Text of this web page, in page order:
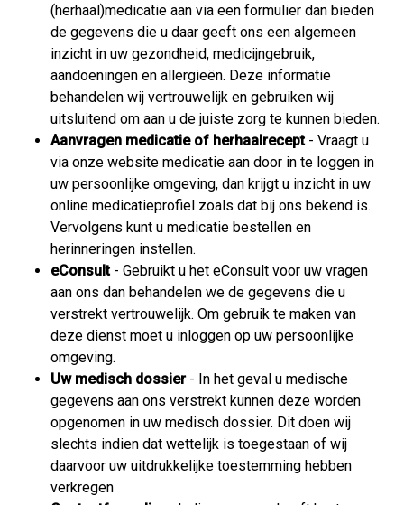
(herhaal)medicatie aan via een formulier dan bieden
de gegevens die u daar geeft ons een algemeen
inzicht in uw gezondheid, medicijngebruik,
aandoeningen en allergieën. Deze informatie
behandelen wij vertrouwelijk en gebruiken wij
uitsluitend om aan u de juiste zorg te kunnen bieden.
Aanvragen medicatie of herhaalrecept - Vraagt u
via onze website medicatie aan door in te loggen in
uw persoonlijke omgeving, dan krijgt u inzicht in uw
online medicatieprofiel zoals dat bij ons bekend is.
Vervolgens kunt u medicatie bestellen en
herinneringen instellen.
eConsult - Gebruikt u het eConsult voor uw vragen
aan ons dan behandelen we de gegevens die u
verstrekt vertrouwelijk. Om gebruik te maken van
deze dienst moet u inloggen op uw persoonlijke
omgeving.
Uw medisch dossier- In het geval u medische
gegevens aan ons verstrekt kunnen deze worden
opgenomen in uw medisch dossier. Dit doen wij
slechts indien dat wettelijk is toegestaan of wij
daarvoor uw uitdrukkelijke toestemming hebben
verkregen